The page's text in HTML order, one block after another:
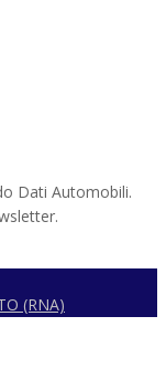
Dati Automobili.
(RNA)